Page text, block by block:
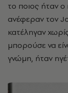
το ποιος ήταν
ανέφεραν τον
κατέληγαν
μπορούσε να
γνώμη, ήταν